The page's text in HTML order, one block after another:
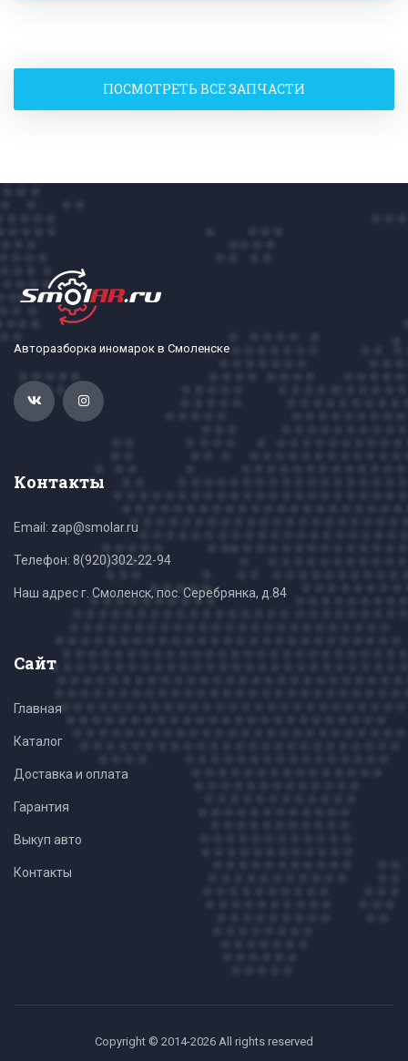
ПОСМОТРЕТЬ ВСЕ ЗАПЧАСТИ
Авторазборка иномарок в Смоленске
Контакты
Email: zap@smolar.ru
Телефон: 8(920)302-22-94
Наш адрес г. Смоленск, пос. Серебрянка, д.84
Сайт
Главная
Каталог
Доставка и оплата
Гарантия
Выкуп авто
Контакты
Copyright © 2014-2026 All rights reserved